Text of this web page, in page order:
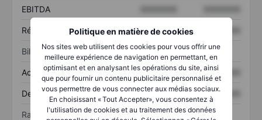
Politique en matière de cookies
Nos sites web utilisent des cookies pour vous offrir une
meilleure expérience de navigation en permettant, en
optimisant et en analysant les opérations du site, ainsi
que pour fournir un contenu publicitaire personnalisé et
vous permettre de vous connecter aux médias sociaux.
En choisissant « Tout Accepter», vous consentez à
l'utilisation de cookies et au traitement des données
EBITDA
Résultat net XXXXXXX
Bilan
Actif total XXXXXXX XXXXXXX
Dette totale XXXXXXX XXXXXXX
Ratios